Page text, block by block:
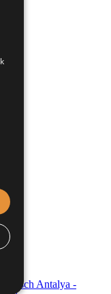
Bosch Antalya -